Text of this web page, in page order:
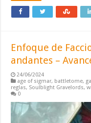
Enfoque de
andantes –
24/06/2024
age of sigmar, battletome,
reglas, Soulblight Gravelords,
0